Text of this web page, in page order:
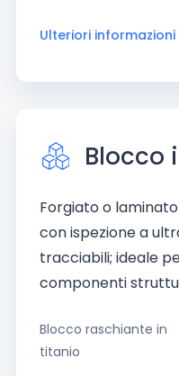
Ulteriori informazioni
Blocco
Forgiato o laminato
con ispezione a
tracciabili; ideale
componenti
Blocco raschiante in
titanio